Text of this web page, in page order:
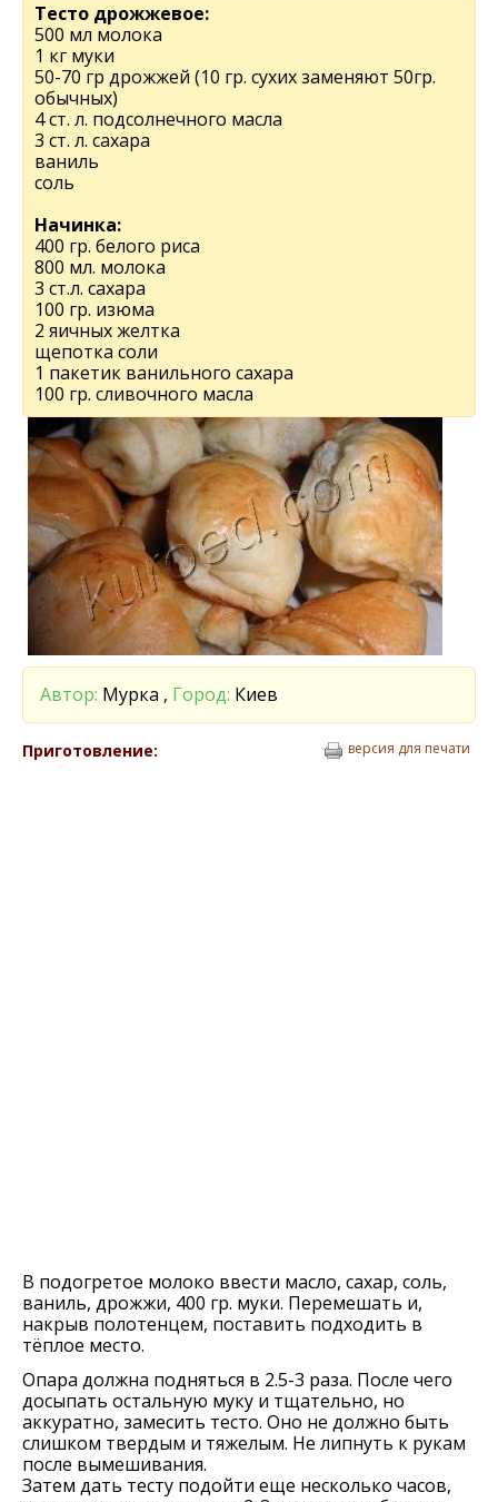
Тесто дрожжевое:
500 мл молока
1 кг муки
50-70 гр дрожжей (10 гр. сухих заменяют 50гр.
обычных)
4 ст. л. подсолнечного масла
3 ст. л. сахара
ваниль
соль
Начинка:
400 гр. белого риса
800 мл. молока
3 ст.л. сахара
100 гр. изюма
2 яичных желтка
щепотка соли
1 пакетик ванильного сахара
100 гр. сливочного масла
Автор: Мурка , Город: Киев
Приготовление: версия для печати
В подогретое молоко ввести масло, сахар, соль,
ваниль, дрожжи, 400 гр. муки. Перемешать и,
накрыв полотенцем, поставить подходить в
тёплое место.
Опара должна подняться в 2.5-3 раза. После чего
досыпать остальную муку и тщательно, но
аккуратно, замесить тесто. Оно не должно быть
слишком твердым и тяжелым. Не липнуть к рукам
после вымешивания.
Затем дать тесту подойти еще несколько часов,